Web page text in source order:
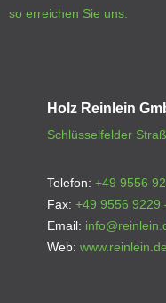
so erreichen Sie uns:
Holz Reinlein
Schlüsselfelder
Telefon: +49 9556
Fax: +49 9556 9229
Email:
Web: www.reinlein.de